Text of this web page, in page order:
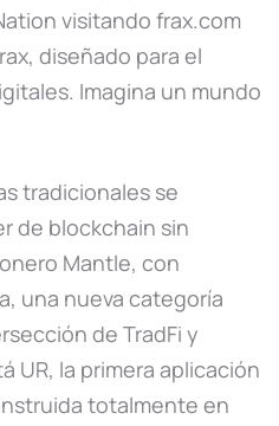
visitando frax.com
diseñado para el
Imagina un mundo
tradicionales se
de blockchain sin
Mantle, con
una nueva categoría
de TradFi y
UR, la primera aplicación
totalmente en